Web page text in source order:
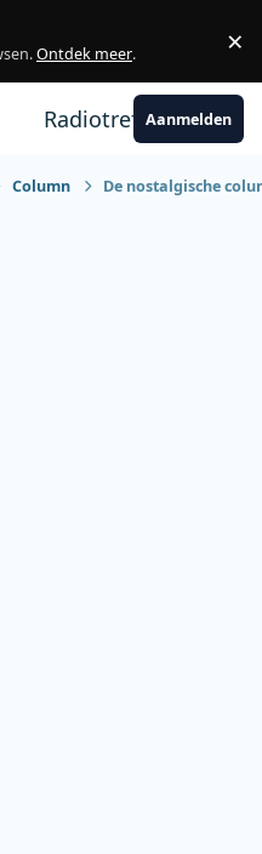
Ontdek meer. ×
RadiotrefpuntAanmelden
Column De nostalgische